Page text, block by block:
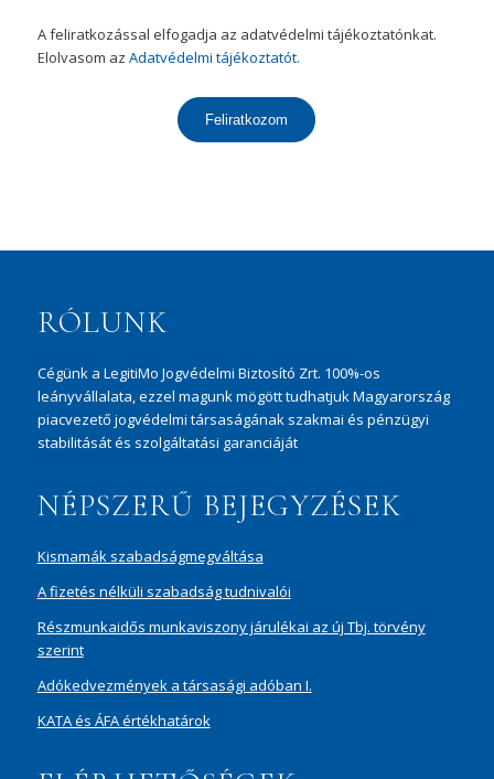
A feliratkozással elfogadja az adatvédelmi tájékoztatónkat.
Elolvasom az Adatvédelmi tájékoztatót.
Feliratkozom
RÓLUNK
Cégünk a LegitiMo Jogvédelmi Biztosító Zrt. 100%-os
leányvállalata, ezzel magunk mögött tudhatjuk Magyarország
piacvezető jogvédelmi társaságának szakmai és pénzügyi
stabilitását és szolgáltatási garanciáját
NÉPSZERŰ BEJEGYZÉSEK
Kismamák szabadságmegváltása
A fizetés nélküli szabadság tudnivalói
Részmunkaidős munkaviszony járulékai az új Tbj. törvény
szerint
Adókedvezmények a társasági adóban I.
KATA és ÁFA értékhatárok